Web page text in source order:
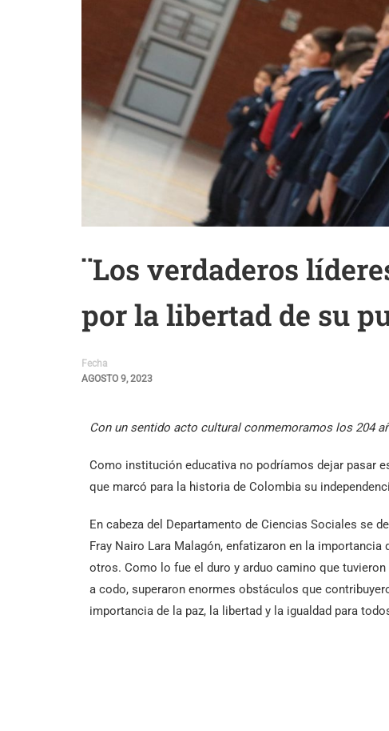
¨Los verdaderos
por la libertad de su
Fecha
AGOSTO 9, 2023
Con un sentido acto cultural conmemoramos los 204
Como institución educativa no podríamos dejar pasar
que marcó para la historia de Colombia su
En cabeza del Departamento de Ciencias Sociales se
Fray Nairo Lara Malagón, enfatizaron en la
otros. Como lo fue el duro y arduo camino que
a codo, superaron enormes obstáculos que
importancia de la paz, la libertad y la igualdad para